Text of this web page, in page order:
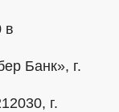
в
Банк», г.
г.